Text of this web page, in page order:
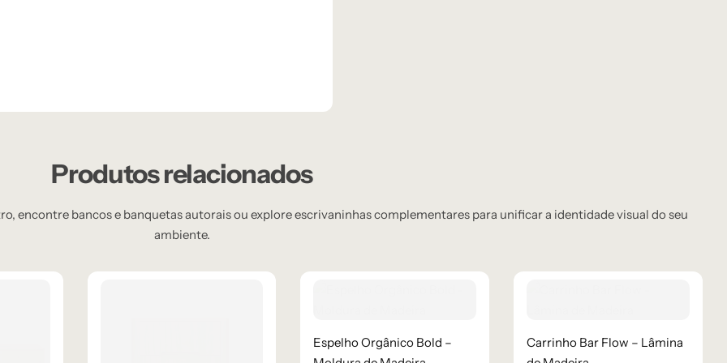
Produtos relacionados
encontre bancos e banquetas autorais ou explore escrivaninhas complementares para unificar a identidade visual do seu
ambiente.
Espelho Orgânico Bold –
Carrinho Bar Flow – Lâmina